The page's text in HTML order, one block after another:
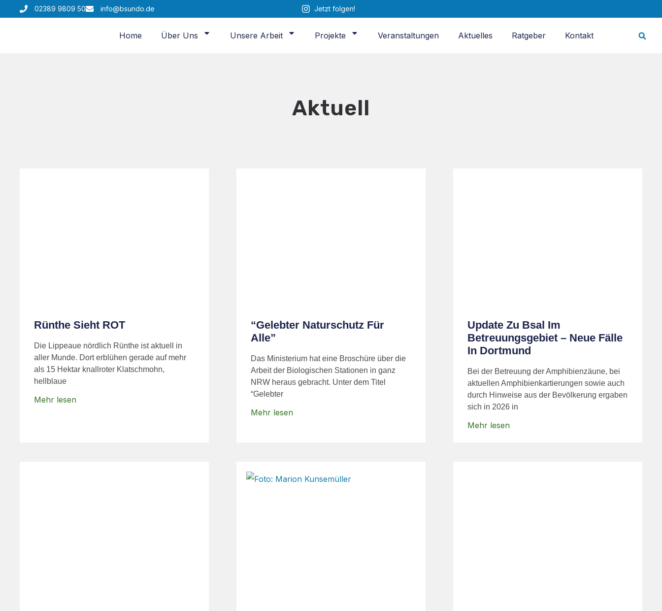
02389 9809 50 info@bsundo.de Jetzt folgen!
Home Über Uns Unsere Arbeit Projekte Veranstaltungen Aktuelles Ratgeber Kontakt
Aktuell
Rünthe Sieht ROT
Die Lippeaue nördlich Rünthe ist aktuell in
aller Munde. Dort erblühen gerade auf mehr
als 15 Hektar knallroter Klatschmohn,
hellblaue
Mehr lesen
“Gelebter Naturschutz Für
Alle”
Das Ministerium hat eine Broschüre über die
Arbeit der Biologischen Stationen in ganz
NRW heraus gebracht. Unter dem Titel
“Gelebter
Mehr lesen
Update Zu Bsal Im
Betreuungsgebiet – Neue Fälle
In Dortmund
Bei der Betreuung der Amphibienzäune, bei
aktuellen Amphibienkartierungen sowie auch
durch Hinweise aus der Bevölkerung ergaben
sich in 2026 in
Mehr lesen